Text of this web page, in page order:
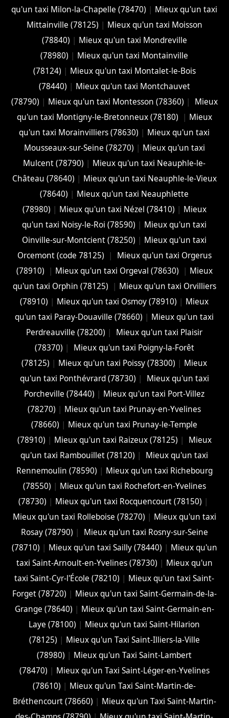
qu'un taxi Milon-la-Chapelle (78470) | Mieux qu'un taxi
Mittainville (78125) | Mieux qu'un taxi Moisson
(78840) | Mieux qu'un taxi Mondreville
(78980) | Mieux qu'un taxi Montainville
(78124) | Mieux qu'un taxi Montalet-le-Bois
(78440) | Mieux qu'un taxi Montchauvet
(78790) | Mieux qu'un taxi Montesson (78360) |
Mieux
qu'un taxi Montigny-le-Bretonneux (78180)
| Mieux
qu'un taxi Morainvilliers (78630) | Mieux qu'un taxi
Mousseaux-sur-Seine (78270) | Mieux qu'un taxi
Mulcent (78790) | Mieux qu'un taxi Neauphle-le-
Château (78640) | Mieux qu'un taxi Neauphle-le-Vieux
(78640) | Mieux qu'un taxi Neauphlette
(78980) | Mieux qu'un taxi Nézel (78410) | Mieux
qu'un taxi Noisy-le-Roi (78590) | Mieux qu'un taxi
Oinville-sur-Montcient (78250) | Mieux qu'un taxi
Orcemont (code 78125)
|
Mieux qu'un taxi Orgerus
(78910)
| Mieux qu'un taxi Orgeval (78630) | Mieux
qu'un taxi Orphin (78125)
| Mieux qu'un taxi Orvilliers
(78910) | Mieux qu'un taxi Osmoy (78910) | Mieux
qu'un taxi Paray-Douaville (78660) | Mieux qu'un taxi
Perdreauville (78200) |
Mieux qu'un taxi Plaisir
(78370) |
Mieux qu'un taxi Poigny-la-Forêt
(78125) | Mieux qu'un taxi Poissy (78300) | Mieux
qu'un taxi Ponthévrard (78730) |
Mieux qu'un taxi
Porcheville (78440) | Mieux qu'un taxi Port-Villez
(78270) | Mieux qu'un taxi Prunay-en-Yvelines
(78660) | Mieux qu'un taxi Prunay-le-Temple
(78910) | Mieux qu'un taxi Raizeux (78125) |
Mieux
qu'un taxi Rambouillet (78120) |
Mieux qu'un taxi
Rennemoulin (78590) | Mieux qu'un taxi Richebourg
(78550) | Mieux qu'un taxi Rochefort-en-Yvelines
(78730) | Mieux qu'un taxi Rocquencourt (78150) |
Mieux qu'un taxi Rolleboise (78270) | Mieux qu'un taxi
Rosay (78790) |
Mieux qu'un taxi Rosny-sur-Seine
(78710) | Mieux qu'un taxi Sailly (78440) | Mieux qu'un
taxi Saint-Arnoult-en-Yvelines (78730) | Mieux qu'un
taxi Saint-Cyr-l'École (78210) | Mieux qu'un taxi Saint-
Forget (78720) | Mieux qu'un taxi Saint-Germain-de-la-
Grange (78640) | Mieux qu'un taxi Saint-Germain-en-
Laye (78100) | Mieux qu'un taxi Saint-Hilarion
(78125) | Mieux qu'un Taxi Saint-Illiers-la-Ville
(78980) | Mieux qu'un Taxi Saint-Lambert
(78470) | Mieux qu'un Taxi Saint-Léger-en-Yvelines
(78610) | Mieux qu'un Taxi Saint-Martin-de-
Bréthencourt (78660) | Mieux qu'un Taxi Saint-Martin-